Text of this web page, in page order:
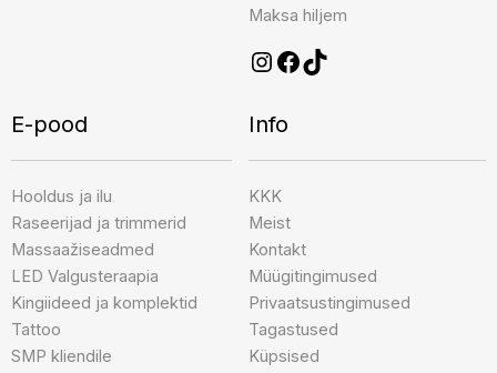
Maksa hiljem
E-pood
Hooldus ja ilu
Raseerijad ja trimmerid
Massaažiseadmed
LED Valgusteraapia
Kingiideed ja komplektid
Tattoo
SMP kliendile
Info
KKK
Meist
Kontakt
Müügitingimused
Privaatsustingimused
Tagastused
Küpsised